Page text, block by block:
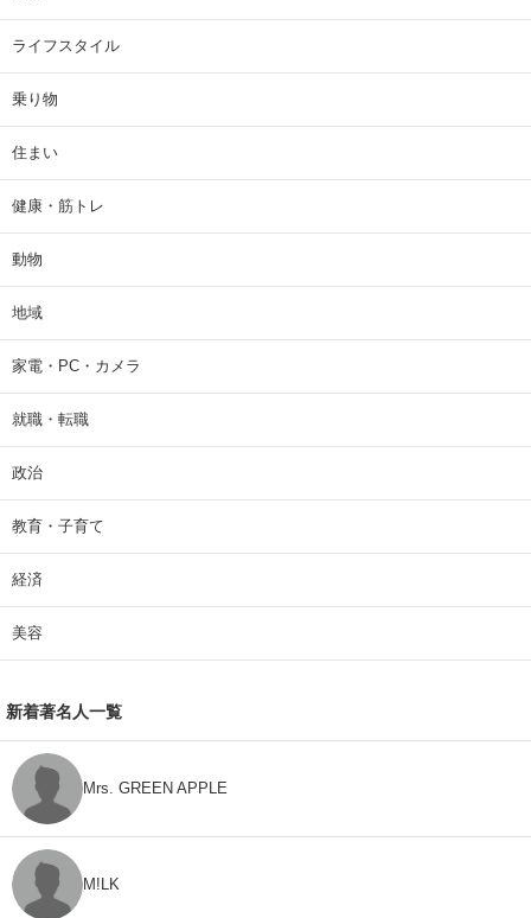
ライフスタイル
乗り物
住まい
健康・筋トレ
動物
地域
家電・PC・カメラ
就職・転職
政治
教育・子育て
経済
美容
新着著名人一覧
Mrs. GREEN APPLE
M!LK